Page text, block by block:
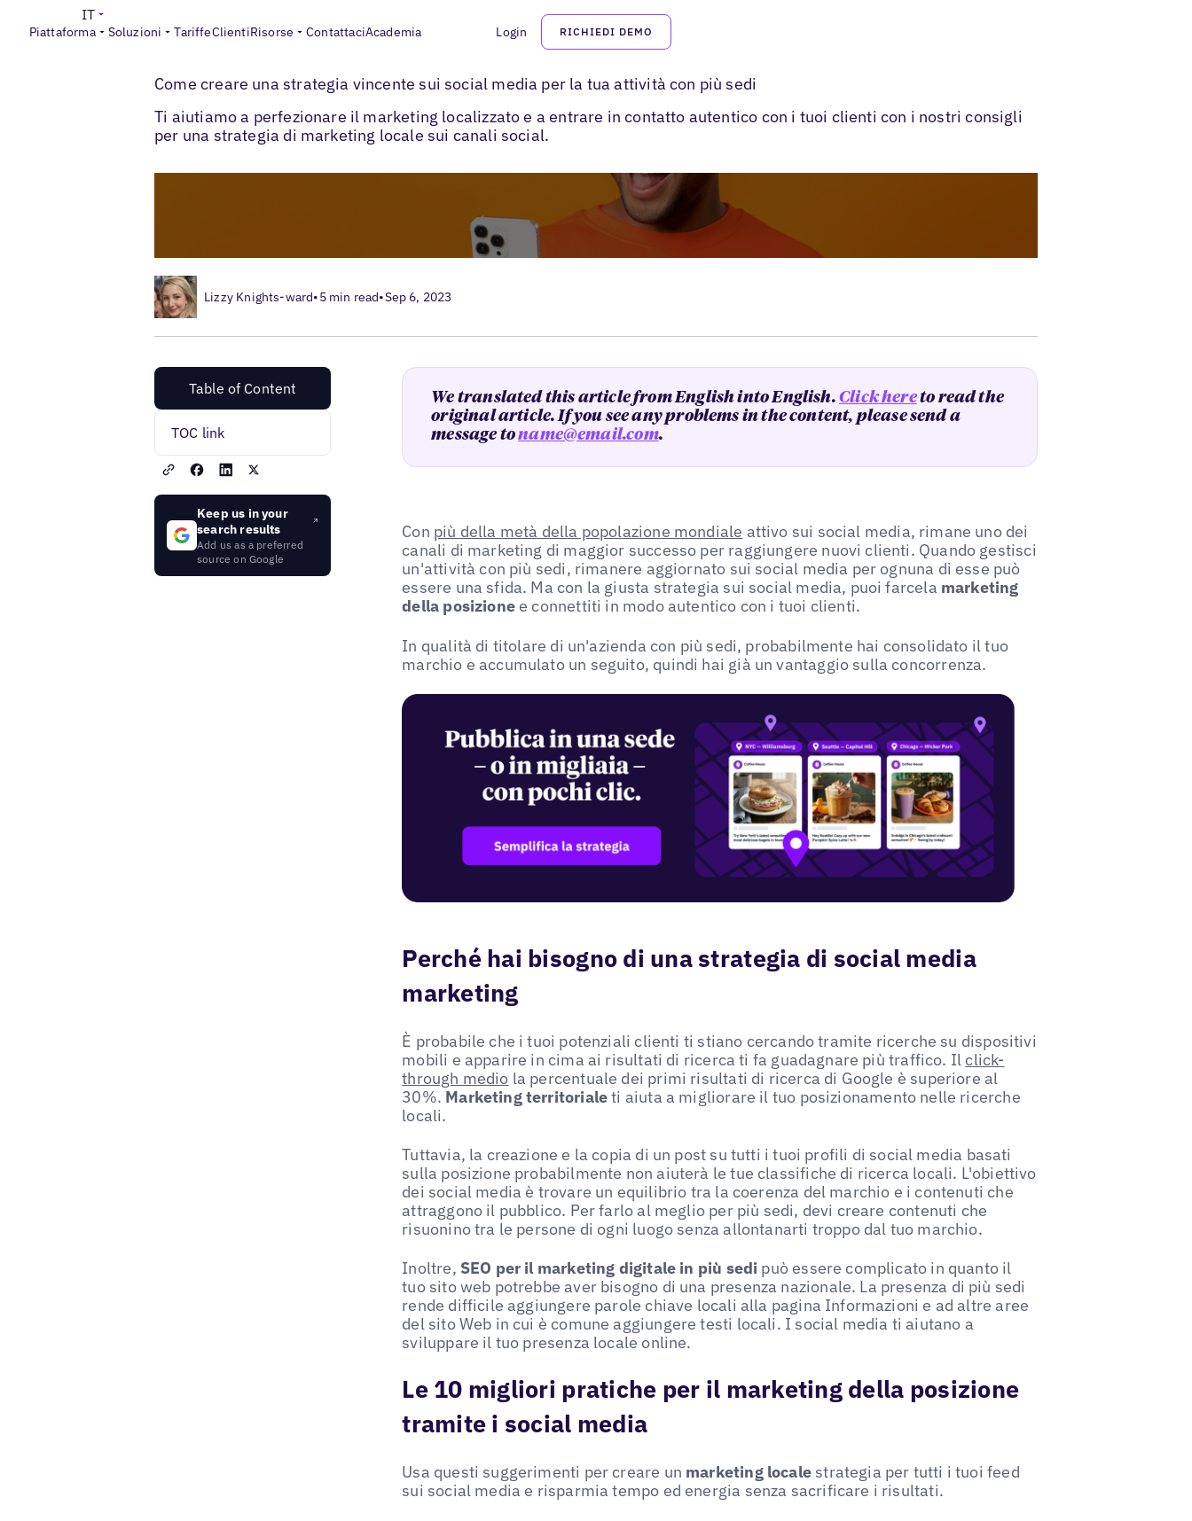
Piattaforma Soluzioni TariffeClientiRisorse ContattaciAcademia Login RICHIEDI DEMO
IT
Blogs> Social media locale>
Come creare una strategia vincente sui social media per la tua attività con più sedi
Ti aiutiamo a perfezionare il marketing localizzato e a entrare in contatto autentico con i tuoi clienti con i nostri consigli
per una strategia di marketing locale sui canali social.
Lizzy Knights-ward•5 min read•Sep 6, 2023
Table of Content
TOC link
Keep us in your
search results
Add us as a preferred
source on Google
We translated this article from English into English. Click hereto read the
original article. If you see any problems in the content, please send a
message toname@email.com.
Con più della metà della popolazione mondiale attivo sui social media, rimane uno dei
canali di marketing di maggior successo per raggiungere nuovi clienti. Quando gestisci
un'attività con più sedi, rimanere aggiornato sui social media per ognuna di esse può
essere una sfida. Ma con la giusta strategia sui social media, puoi farcela marketing
della posizionee connettiti in modo autentico con i tuoi clienti.
In qualità di titolare di un'azienda con più sedi, probabilmente hai consolidato il tuo
marchio e accumulato un seguito, quindi hai già un vantaggio sulla concorrenza.
Perché hai bisogno di una strategia di social media
marketing
È probabile che i tuoi potenziali clienti ti stiano cercando tramite ricerche su dispositivi
mobili e apparire in cima ai risultati di ricerca ti fa guadagnare più traffico. Ilclick-
through medio la percentuale dei primi risultati di ricerca di Google è superiore al
30%. Marketing territorialeti aiuta a migliorare il tuo posizionamento nelle ricerche
locali.
Tuttavia, la creazione e la copia di un post su tutti i tuoi profili di social media basati
sulla posizione probabilmente non aiuterà le tue classifiche di ricerca locali. L'obiettivo
dei social media è trovare un equilibrio tra la coerenza del marchio e i contenuti che
attraggono il pubblico. Per farlo al meglio per più sedi, devi creare contenuti che
risuonino tra le persone di ogni luogo senza allontanarti troppo dal tuo marchio.
Inoltre, SEO per il marketing digitale in più sedi può essere complicato in quanto il
tuo sito web potrebbe aver bisogno di una presenza nazionale. La presenza di più sedi
rende difficile aggiungere parole chiave locali alla pagina Informazioni e ad altre aree
del sito Web in cui è comune aggiungere testi locali. I social media ti aiutano a
sviluppare il tuo presenza locale online.
Le 10 migliori pratiche per il marketing della posizione
tramite i social media
Usa questi suggerimenti per creare un marketing localestrategia per tutti i tuoi feed
sui social media e risparmia tempo ed energia senza sacrificare i risultati.